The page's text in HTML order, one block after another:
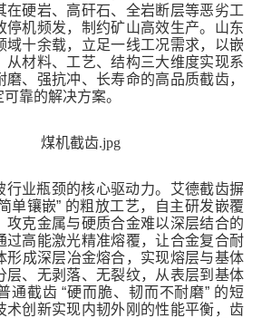
在硬岩、高矸石、全岩断层等恶劣工
停机频发，制约矿山高效生产。山东
域十余载，立足一线工况需求，以嵌
从材料、工艺、结构三大维度实现系
、强抗冲、长寿命的高品质截齿，
靠的解决方案。
行业瓶颈的核心驱动力。艾德截齿摒
单镶嵌” 的粗放工艺，自主研发嵌覆
攻克金属与硬质合金难以深层结合的
过高能激光精准熔覆，让合金复合耐
形成深层冶金熔合，实现熔层与基体
层、无剥落、无裂纹，从表层到基体
通截齿 “硬而脆、韧而不耐磨” 的短
术创新实现内韧外刚 的性能平衡，齿